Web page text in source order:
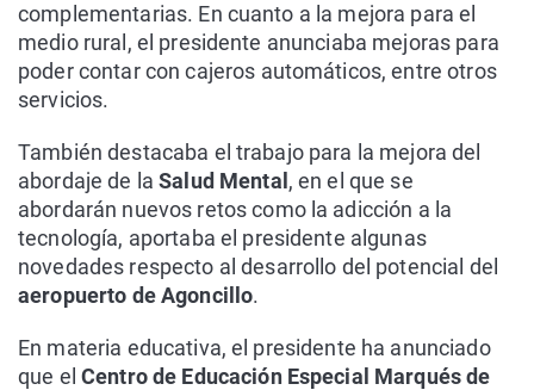
complementarias. En cuanto a la mejora para el
medio rural, el presidente anunciaba mejoras para
poder contar con cajeros automáticos, entre otros
servicios.
También destacaba el trabajo para la mejora del
abordaje de laSalud Mental , en el que se
abordarán nuevos retos como la adicción a la
tecnología, aportaba el presidente algunas
novedades respecto al desarrollo del potencial del
aeropuerto de Agoncillo.
En materia educativa, el presidente ha anunciado
que el Centro de Educación Especial Marqués de